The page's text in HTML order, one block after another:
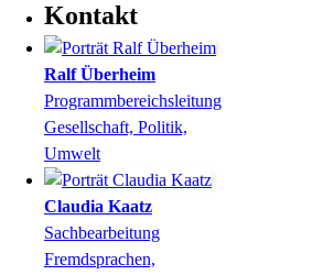
Kontakt
RalfÜberheim
Programmbereichsleitung
Gesellschaft, Politik,
Umwelt
Claudia Kaatz
Sachbearbeitung
Fremdsprachen,